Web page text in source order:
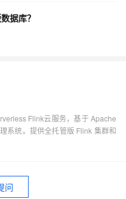
据库？
Flink云服务，基于 Apache
系统。提供全托管版 Flink 集群和
问